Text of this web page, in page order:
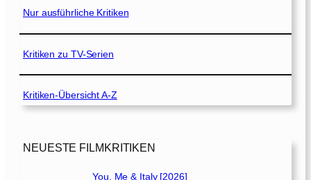
Nur ausführliche Kritiken
Kritiken zu TV-Serien
Kritiken-Übersicht A-Z
NEUESTE FILMKRITIKEN
You, Me & Italy [2026]